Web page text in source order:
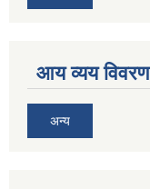
आय व्यय विवरण
अन्य